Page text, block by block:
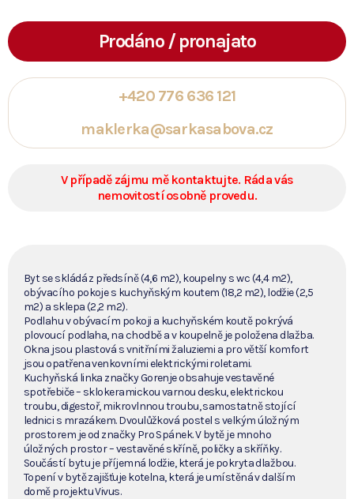
Prodáno / pronajato
+420 776 636 121
maklerka@sarkasabova.cz
V případě zájmu mě kontaktujte. Ráda vás
nemovitostí osobně provedu.
Byt se skládá z předsíně (4,6 m2), koupelny s wc (4,4 m2),
obývacího pokoje s kuchyňským koutem (18,2 m2), lodžie (2,5
m2) a sklepa (2,2 m2).
Podlahu v obývacím pokoji a kuchyňském koutě pokrývá
plovoucí podlaha, na chodbě a v koupelně je položena dlažba.
Okna jsou plastová s vnitřními žaluziemi a pro větší komfort
jsou opatřena venkovními elektrickými roletami.
Kuchyňská linka značky Gorenje obsahuje vestavěné
spotřebiče – sklokeramickou varnou desku, elektrickou
troubu, digestoř, mikrovlnnou troubu, samostatně stojící
lednici s mrazákem. Dvoulůžková postel s velkým úložným
prostorem je od značky Pro Spánek. V bytě je mnoho
úložných prostor – vestavěné skříně, poličky a skříňky.
Součástí bytu je příjemná lodžie, která je pokryta dlažbou.
Topení v bytě zajišťuje kotelna, která je umístěná v dalším
domě projektu Vivus.